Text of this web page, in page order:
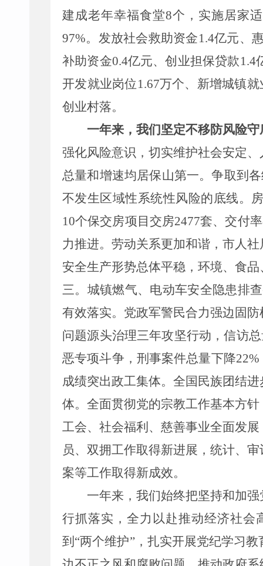
建成老年幸福食堂8个，实施居家
97%。 发放社会救助资金1.4亿元、
补助资金0.4亿元、创业担保贷款1.4
开发就业岗位 1.67万个、 新增城镇就
创业村落。
一年来，我们坚定不移防风险
强化风险意识，切实维护社会安定、
总量和增速均居保山第一。争取到
不发生区域性系统性风险的底线。
10个保交房项目交房2477套、交付率
力推进。劳动关系更加和谐 ，市人
安全生产形势总体平稳 ，环境、食品
三。城镇燃气、电动车安全隐患排
有效落实。党政军警民合力强边固
问题源头治理三年攻坚行动，信访
恶专项斗争， 刑事案件总量下降22%
成绩突出政工集体。全国民族团结
体。全面贯彻党的宗教工作基本方
工会、社会福利、慈善事业全面发
员、双拥工作取得新进展，统计、
案等工作取得新成效。
一年来，我们始终把坚持和加
行抓落实，全力以赴推动经济社会
到 “两个维护”， 扎实开展党纪学习